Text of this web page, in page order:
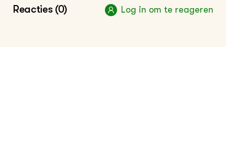
Reacties (0) Log in om te reageren